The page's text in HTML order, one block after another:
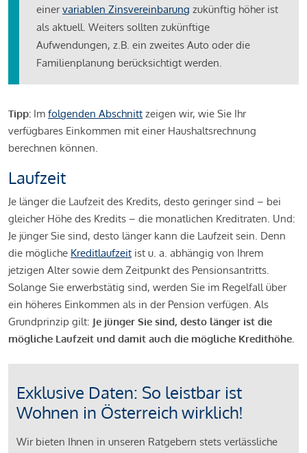
einervariablen Zinsvereinbarung zukünftig höher ist
als aktuell. Weiters sollten zukünftige
Aufwendungen, z.B. ein zweites Auto oder die
Familienplanung berücksichtigt werden.
Tipp: Im folgenden Abschnitt zeigen wir, wie Sie Ihr
verfügbares Einkommen mit einer Haushaltsrechnung
berechnen können.
Laufzeit
Je länger die Laufzeit des Kredits, desto geringer sind – bei
gleicher Höhe des Kredits – die monatlichen Kreditraten. Und:
Je jünger Sie sind, desto länger kann die Laufzeit sein. Denn
die mögliche Kreditlaufzeit ist u. a. abhängig von Ihrem
jetzigen Alter sowie dem Zeitpunkt des Pensionsantritts.
Solange Sie erwerbstätig sind, werden Sie im Regelfall über
ein höheres Einkommen als in der Pension verfügen. Als
Grundprinzip gilt: Je jünger Sie sind, desto länger ist die
mögliche Laufzeit und damit auch die mögliche Kredithöhe.
Exklusive Daten: So leistbar ist
Wohnen in Österreich wirklich!
Wir bieten Ihnen in unseren Ratgebern stets verlässliche